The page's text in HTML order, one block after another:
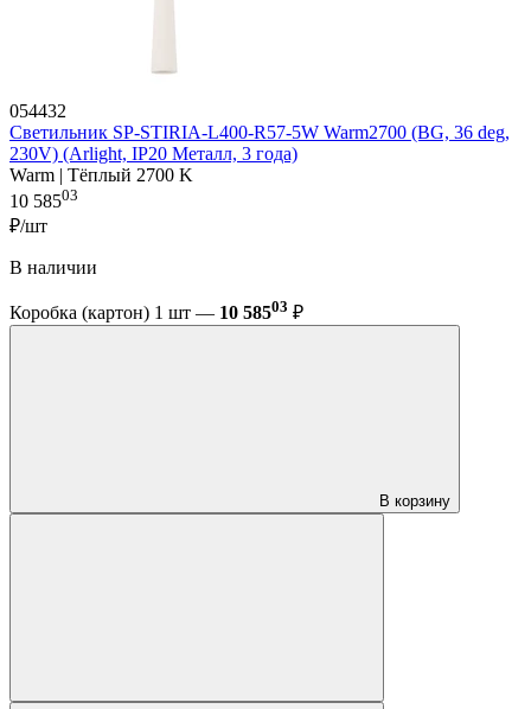
054432
Светильник SP-STIRIA-L400-R57-5W Warm2700 (BG, 36 deg,
230V) (Arlight, IP20 Металл, 3 года)
Warm | Тёплый 2700 K
10 58503
₽/шт
В наличии
Коробка (картон) 1 шт — 10 58503 ₽
В корзину